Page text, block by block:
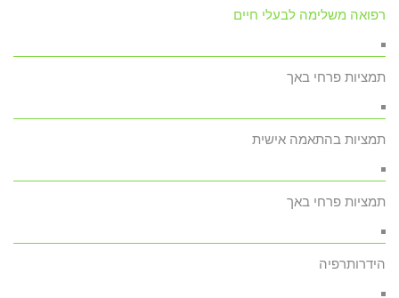
רפואה משלימה לבעלי חיים
תמציות פרחי באך
תמציות בהתאמה אישית
תמציות פרחי באך
הידרותרפיה